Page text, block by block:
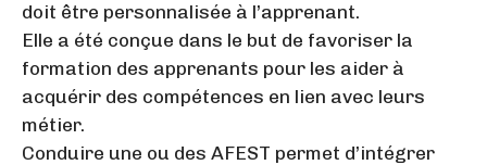
doit être personnalisée à l’apprenant.
Elle a été conçue dans le but de favoriser la
formation des apprenants pour les aider à
acquérir des compétences en lien avec leurs
métier.
Conduire une ou des AFEST permet d’intégrer